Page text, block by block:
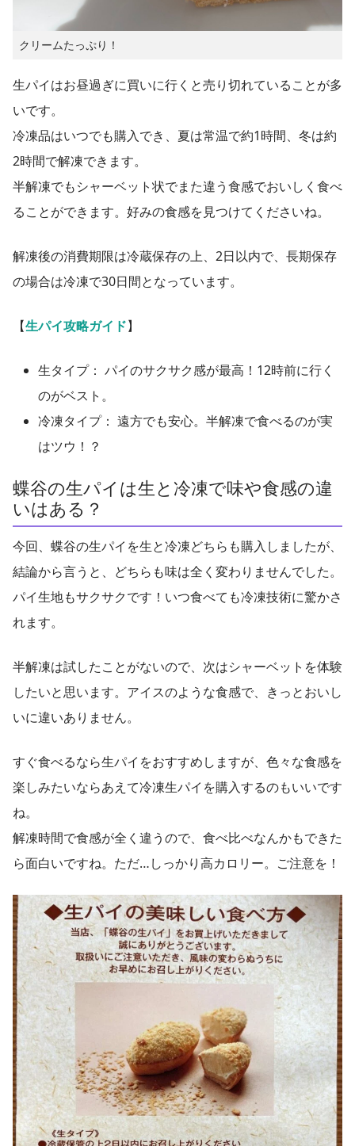
クリームたっぷり！
生パイはお昼過ぎに買いに行くと売り切れていることが多
いです。
冷凍品はいつでも購入でき、夏は常温で約1時間、冬は約
2時間で解凍できます。
半解凍でもシャーベット状でまた違う食感でおいしく食べ
ることができます。好みの食感を見つけてくださいね。
解凍後の消費期限は冷蔵保存の上、2日以内で、長期保存
の場合は冷凍で30日間となっています。
【生パイ攻略ガイド】
生タイプ： パイのサクサク感が最高！12時前に行く
のがベスト。
冷凍タイプ： 遠方でも安心。半解凍で食べるのが実
はツウ！？
蝶谷の生パイは生と冷凍で味や食感の違
いはある？
今回、蝶谷の生パイを生と冷凍どちらも購入しましたが、
結論から言うと、どちらも味は全く変わりませんでした。
パイ生地もサクサクです！いつ食べても冷凍技術に驚かさ
れます。
半解凍は試したことがないので、次はシャーベットを体験
したいと思います。アイスのような食感で、きっとおいし
いに違いありません。
すぐ食べるなら生パイをおすすめしますが、色々な食感を
楽しみたいならあえて冷凍生パイを購入するのもいいです
ね。
解凍時間で食感が全く違うので、食べ比べなんかもできた
ら面白いですね。ただ…しっかり高カロリー。ご注意を！